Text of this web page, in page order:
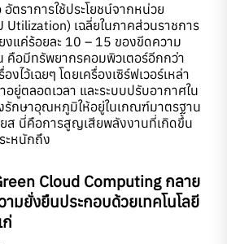
ตราการใช้ประโยชน์จากหน่วย
Utilization) เฉลี่ยในภาคส่วนราชการ
งแค่ร้อยละ 10 – 15 ของขีดความ
คือมีทรัพยากรคอมพิวเตอร์อีกกว่า
ไว้เฉยๆ โดยเครื่องเซิร์ฟเวอร์เหล่า
ยู่ตลอดเวลา และระบบปรับอากาศใน
รักษาอุณหภูมิให้อยู่ในเกณฑ์มาตรฐาน
ยส นี่คือการสูญเสียพลังงานที่เกิดขึ้น
ะหนักถึง
Cloud Computing กลาย
มยั่งยืนประกอบด้วยเทคโนโลยี
ก่